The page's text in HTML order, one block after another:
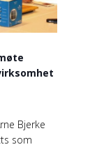
Bjerke
som